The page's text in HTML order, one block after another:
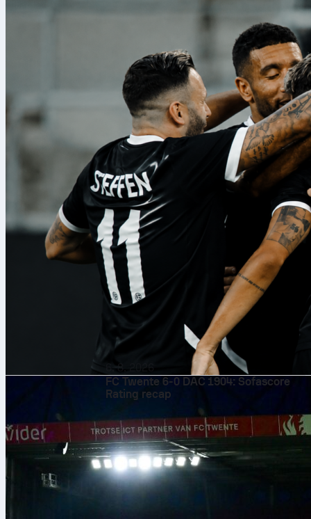
6. 8. 2026
FC Twente 6-0 DAC 1904: Sofascore
Rating recap